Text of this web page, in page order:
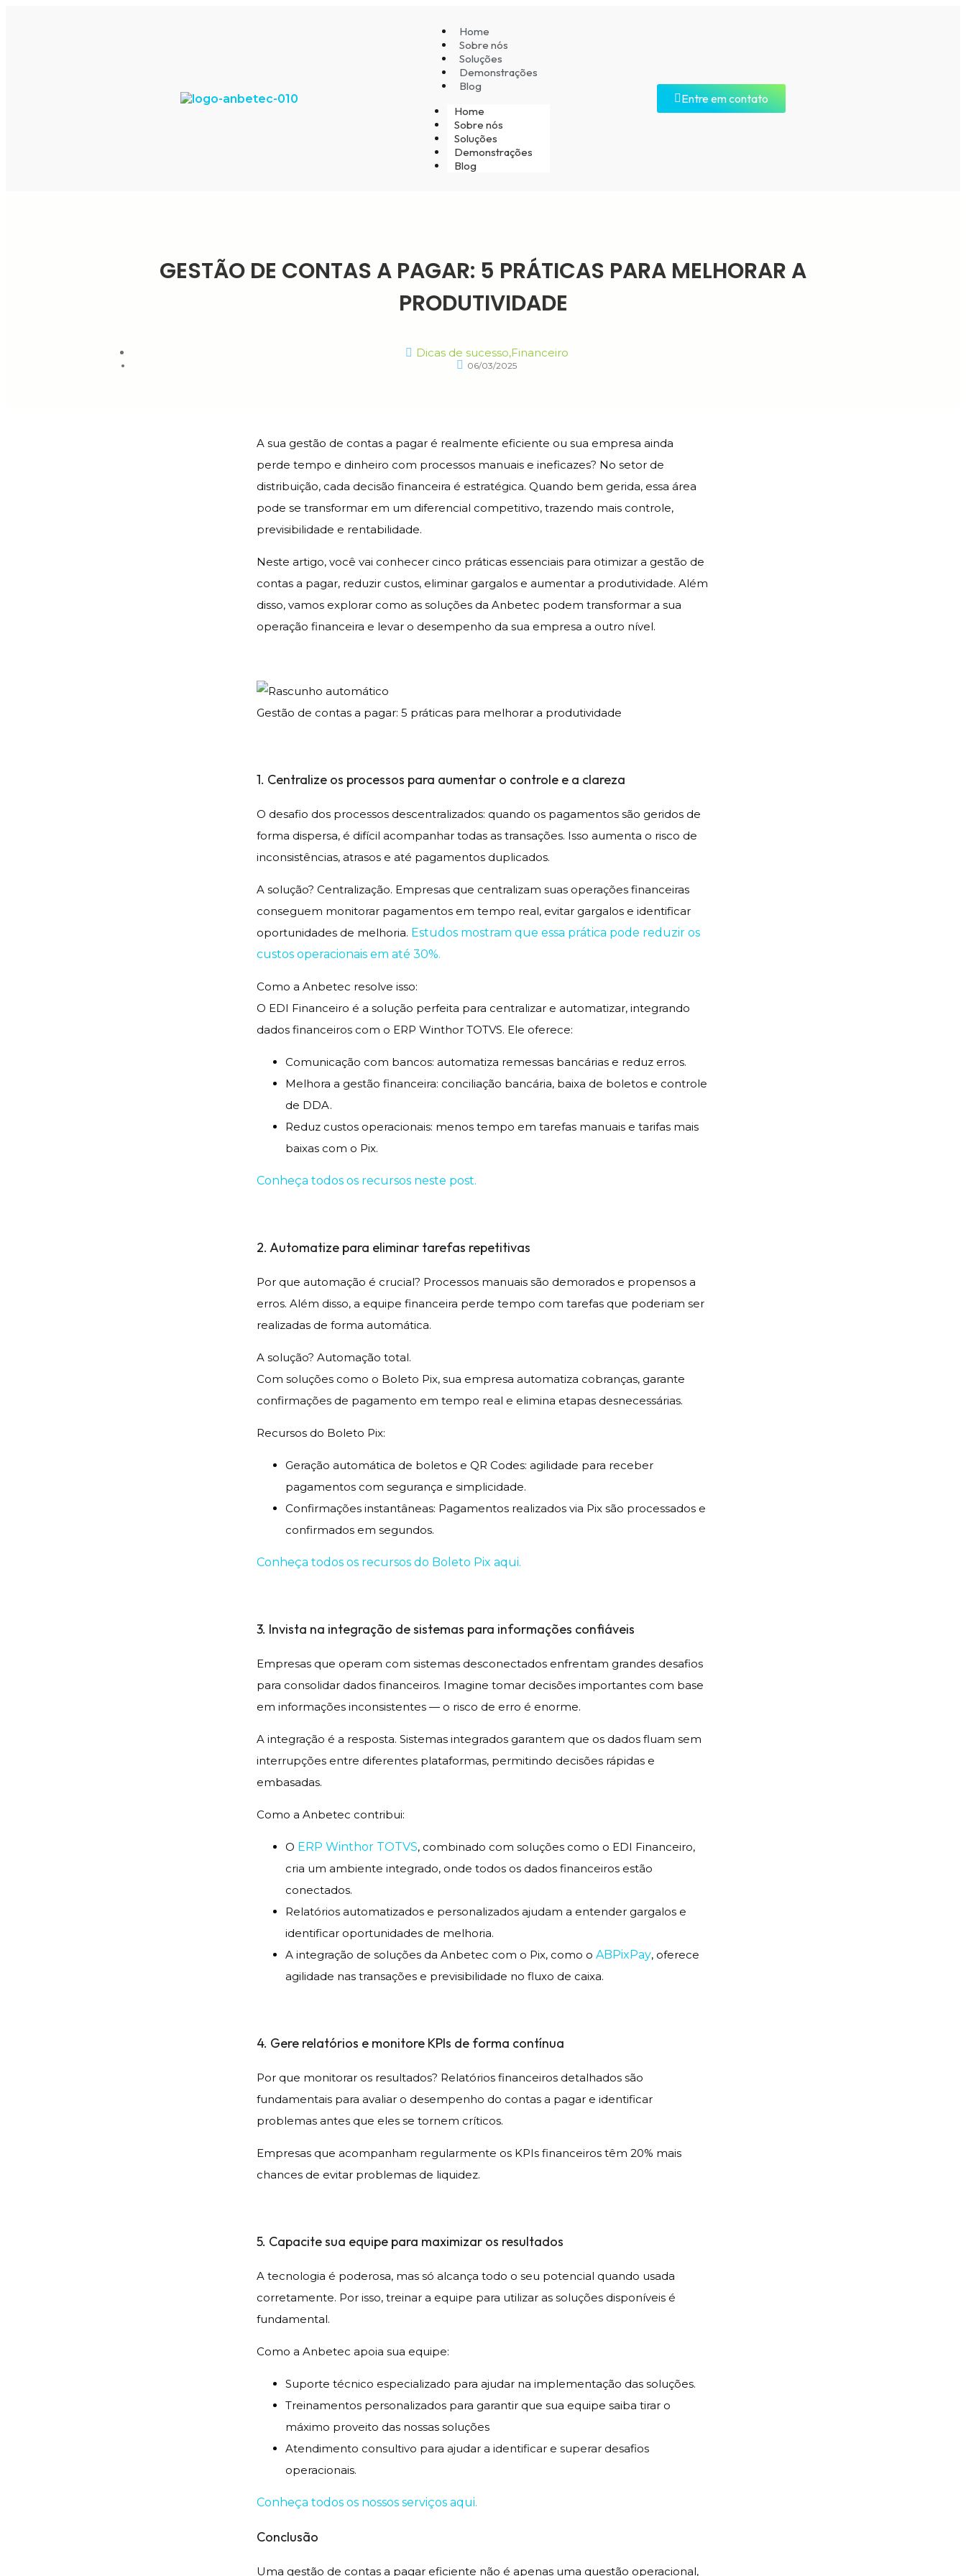
Home
Sobre nós
Soluções
Demonstrações
Blog
Home
Sobre nós
Soluções
Demonstrações
Blog
Entre em contato
GESTÃO DE CONTAS A PAGAR: 5 PRÁTICAS PARA MELHORAR A
PRODUTIVIDADE
Dicas de sucesso,Financeiro
06/03/2025
A sua gestão de contas a pagar é realmente eficiente ou sua empresa ainda
perde tempo e dinheiro com processos manuais e ineficazes? No setor de
distribuição, cada decisão financeira é estratégica. Quando bem gerida, essa área
pode se transformar em um diferencial competitivo, trazendo mais controle,
previsibilidade e rentabilidade.
Neste artigo, você vai conhecer cinco práticas essenciais para otimizar a gestão de
contas a pagar, reduzir custos, eliminar gargalos e aumentar a produtividade. Além
disso, vamos explorar como as soluções da Anbetec podem transformar a sua
operação financeira e levar o desempenho da sua empresa a outro nível.
Gestão de contas a pagar: 5 práticas para melhorar a produtividade
1. Centralize os processos para aumentar o controle e a clareza
O desafio dos processos descentralizados: quando os pagamentos são geridos de
forma dispersa, é difícil acompanhar todas as transações. Isso aumenta o risco de
inconsistências, atrasos e até pagamentos duplicados.
A solução? Centralização. Empresas que centralizam suas operações financeiras
conseguem monitorar pagamentos em tempo real, evitar gargalos e identificar
oportunidades de melhoria. Estudos mostram que essa prática pode reduzir os
custos operacionais em até 30%.
Como a Anbetec resolve isso:
O EDI Financeiro é a solução perfeita para centralizar e automatizar, integrando
dados financeiros com o ERP Winthor TOTVS. Ele oferece:
Comunicação com bancos: automatiza remessas bancárias e reduz erros.
Melhora a gestão financeira: conciliação bancária, baixa de boletos e controle
de DDA.
Reduz custos operacionais: menos tempo em tarefas manuais e tarifas mais
baixas com o Pix.
Conheça todos os recursos neste post.
2. Automatize para eliminar tarefas repetitivas
Por que automação é crucial? Processos manuais são demorados e propensos a
erros. Além disso, a equipe financeira perde tempo com tarefas que poderiam ser
realizadas de forma automática.
A solução? Automação total.
Com soluções como o Boleto Pix, sua empresa automatiza cobranças, garante
confirmações de pagamento em tempo real e elimina etapas desnecessárias.
Recursos do Boleto Pix:
Geração automática de boletos e QR Codes: agilidade para receber
pagamentos com segurança e simplicidade.
Confirmações instantâneas: Pagamentos realizados via Pix são processados e
confirmados em segundos.
Conheça todos os recursos do Boleto Pix aqui.
3. Invista na integração de sistemas para informações confiáveis
Empresas que operam com sistemas desconectados enfrentam grandes desafios
para consolidar dados financeiros. Imagine tomar decisões importantes com base
em informações inconsistentes — o risco de erro é enorme.
A integração é a resposta. Sistemas integrados garantem que os dados fluam sem
interrupções entre diferentes plataformas, permitindo decisões rápidas e
embasadas.
Como a Anbetec contribui:
O ERP Winthor TOTVS, combinado com soluções como o EDI Financeiro,
cria um ambiente integrado, onde todos os dados financeiros estão
conectados.
Relatórios automatizados e personalizados ajudam a entender gargalos e
identificar oportunidades de melhoria.
A integração de soluções da Anbetec com o Pix, como o ABPixPay, oferece
agilidade nas transações e previsibilidade no fluxo de caixa.
4. Gere relatórios e monitore KPIs de forma contínua
Por que monitorar os resultados? Relatórios financeiros detalhados são
fundamentais para avaliar o desempenho do contas a pagar e identificar
problemas antes que eles se tornem críticos.
Empresas que acompanham regularmente os KPIs financeiros têm 20% mais
chances de evitar problemas de liquidez.
5. Capacite sua equipe para maximizar os resultados
A tecnologia é poderosa, mas só alcança todo o seu potencial quando usada
corretamente. Por isso, treinar a equipe para utilizar as soluções disponíveis é
fundamental.
Como a Anbetec apoia sua equipe:
Suporte técnico especializado para ajudar na implementação das soluções.
Treinamentos personalizados para garantir que sua equipe saiba tirar o
máximo proveito das nossas soluções
Atendimento consultivo para ajudar a identificar e superar desafios
operacionais.
Conheça todos os nossos serviços aqui.
Conclusão
Uma gestão de contas a pagar eficiente não é apenas uma questão operacional,